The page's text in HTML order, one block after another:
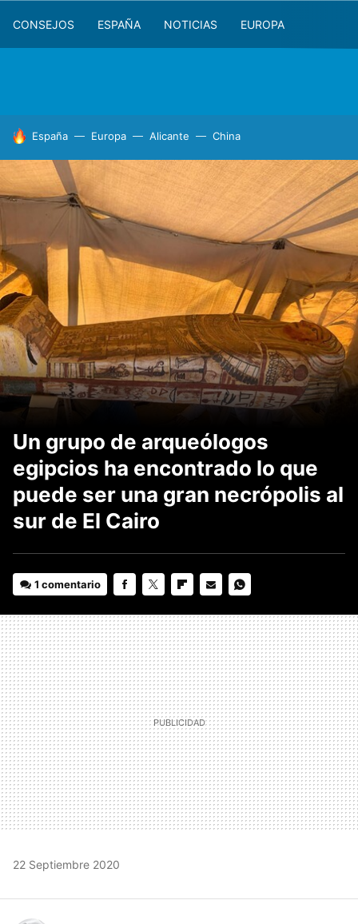
CONSEJOS ESPAÑA NOTICIAS EUROPA
HOY SE HABLA DE
España Europa Alicante China
Un grupo de arqueólogos
egipcios ha encontrado lo que
puede ser una gran necrópolis al
sur de El Cairo
1 comentario
MAIL
22 Septiembre 2020